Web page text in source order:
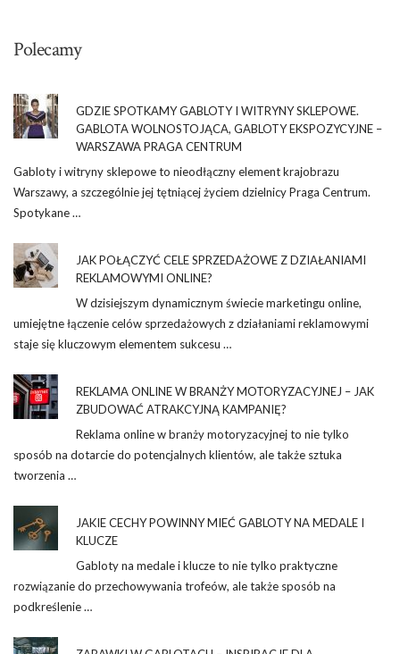
Polecamy
GDZIE SPOTKAMY GABLOTY I WITRYNY SKLEPOWE.
GABLOTA WOLNOSTOJĄCA, GABLOTY EKSPOZYCYJNE –
WARSZAWA PRAGA CENTRUM
Gabloty i witryny sklepowe to nieodłączny element krajobrazu
Warszawy, a szczególnie jej tętniącej życiem dzielnicy Praga Centrum.
Spotykane …
JAK POŁĄCZYĆ CELE SPRZEDAŻOWE Z DZIAŁANIAMI
REKLAMOWYMI ONLINE?
W dzisiejszym dynamicznym świecie marketingu online,
umiejętne łączenie celów sprzedażowych z działaniami reklamowymi
staje się kluczowym elementem sukcesu …
REKLAMA ONLINE W BRANŻY MOTORYZACYJNEJ – JAK
ZBUDOWAĆ ATRAKCYJNĄ KAMPANIĘ?
Reklama online w branży motoryzacyjnej to nie tylko
sposób na dotarcie do potencjalnych klientów, ale także sztuka
tworzenia …
JAKIE CECHY POWINNY MIEĆ GABLOTY NA MEDALE I
KLUCZE
Gabloty na medale i klucze to nie tylko praktyczne
rozwiązanie do przechowywania trofeów, ale także sposób na
podkreślenie …